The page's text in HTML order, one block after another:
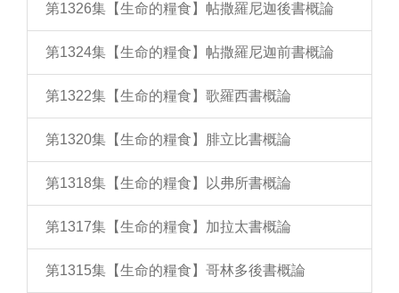
第1326集【生命的糧食】帖撒羅尼迦後書概論
第1324集【生命的糧食】帖撒羅尼迦前書概論
第1322集【生命的糧食】歌羅西書概論
第1320集【生命的糧食】腓立比書概論
第1318集【生命的糧食】以弗所書概論
第1317集【生命的糧食】加拉太書概論
第1315集【生命的糧食】哥林多後書概論